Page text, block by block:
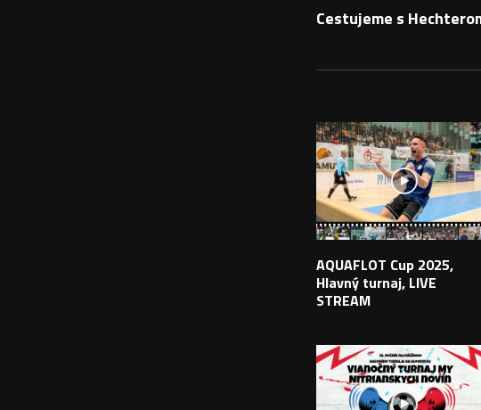
Cestujeme s
AQUAFLOT Cup 2025,
Hlavný turnaj, LIVE
STREAM